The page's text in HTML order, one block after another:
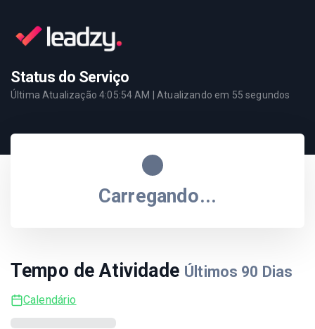
Status do Serviço
Última Atualização4:05:54 AM | Atualizando em 55 segundos
Carregando...
Tempo de Atividade Últimos 90 Dias
Calendário